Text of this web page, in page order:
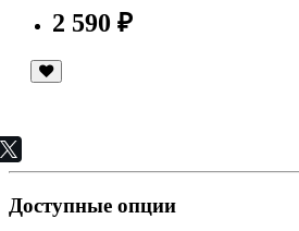
2 590 ₽
Доступные опции